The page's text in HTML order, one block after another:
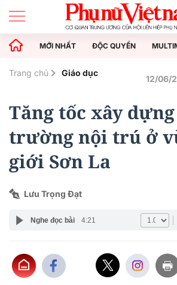
MỚI NHẤT ĐỘC QUYỀN
Trang chủ Giáo dục
12/06/
Tăng tốc xây dựng
trường nội trú ở
giới Sơn La
Lưu Trọng Đạt
Nghe đọc bài 4:21